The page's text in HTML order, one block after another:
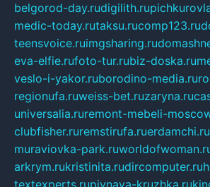
belgorod-day.rudigilith.ru
medic-today.rutaksu.rucomp123.ru
teensvoice.ruimgsharing.ru
eva-elfie.rufoto-tur.rubiz-doska.ru
veslo-i-yakor.ruborodino-media.ru
regionufa.ruweiss-bet.ruzaryna.ru
universalia.ruremont-mebeli-
clubfisher.ruremstirufa.ruerdamchi.ru
muraviovka-park.ru
arkrym.rukristinita.rudircomputer.ru
textexperts.rupivnaya-kruzhka.ru